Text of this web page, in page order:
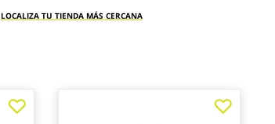
LOCALIZA TU TIENDA MÁS CERCANA